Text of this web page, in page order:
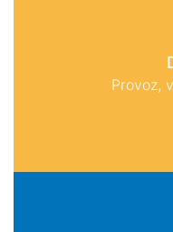
Provoz,